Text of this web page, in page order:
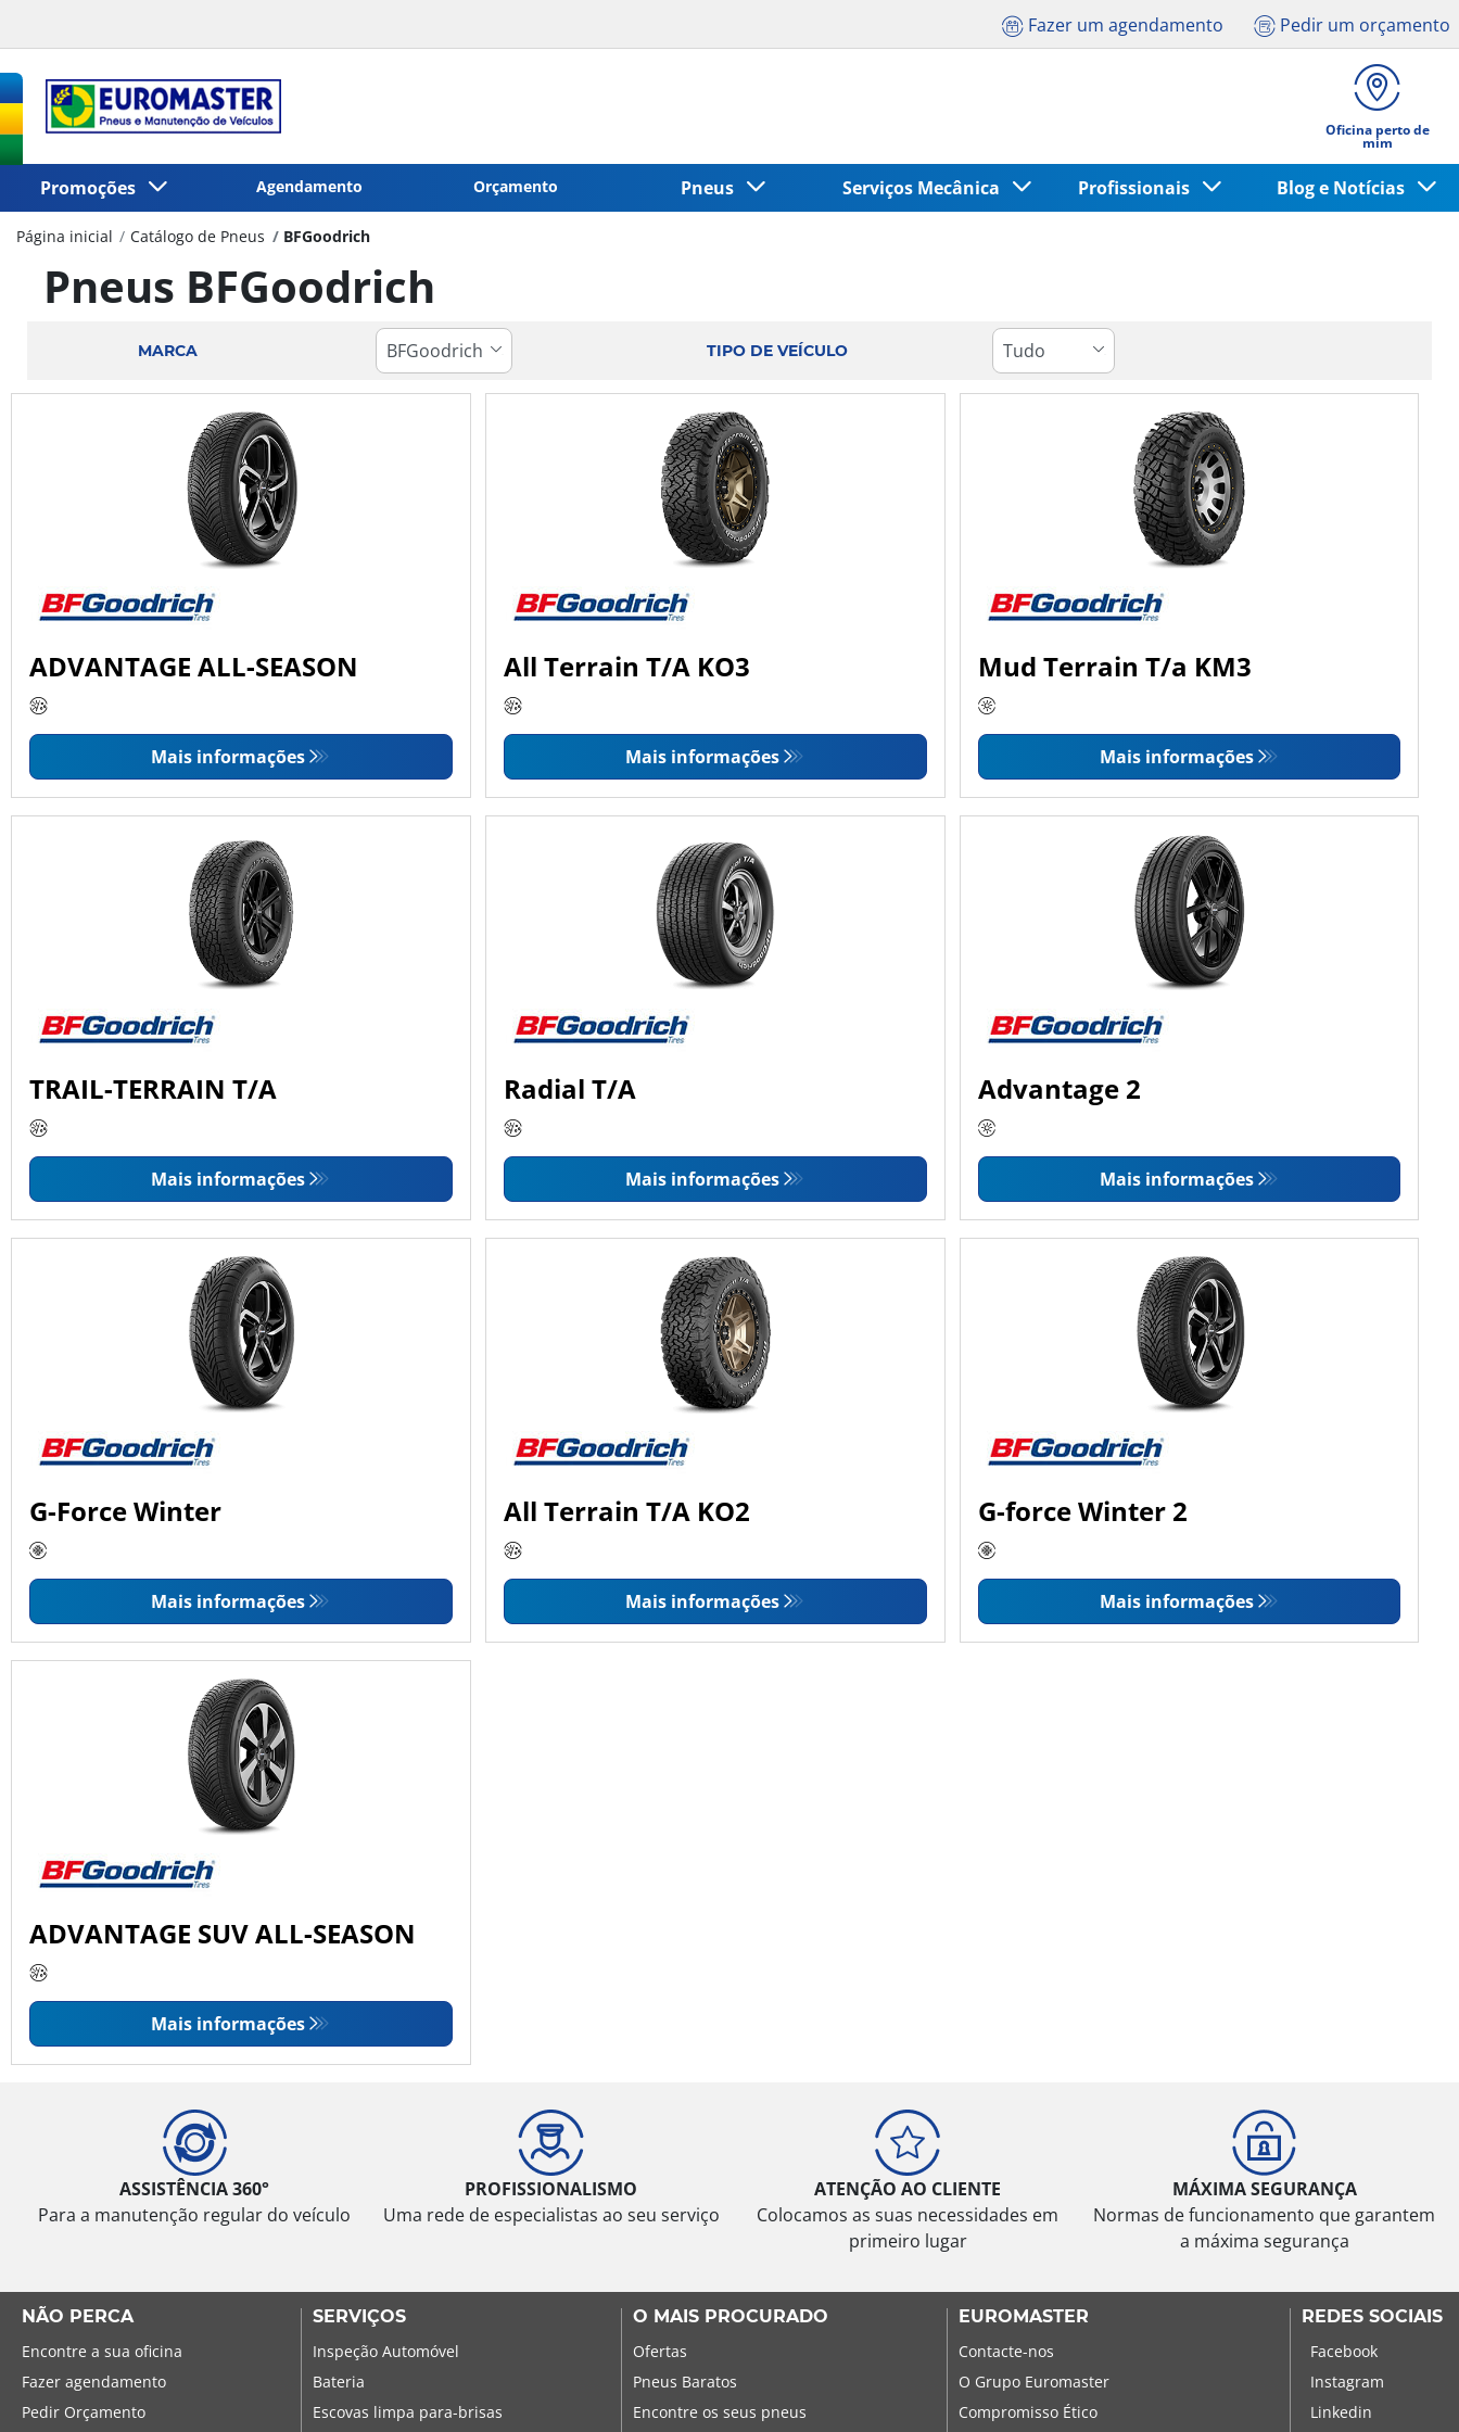
Fazer um agendamento Pedir um orçamento
Oficina perto de
mim
Promoções Agendamento Orçamento Pneus Serviços Mecânica Profissionais Blog e Notícias
Página inicial Catálogo de Pneus BFGoodrich
Pneus BFGoodrich
MARCA TIPO DE VEÍCULO
ADVANTAGE ALL-SEASON
Mais informações
All Terrain T/A KO3
Mais informações
Mud Terrain T/a KM3
Mais informações
TRAIL-TERRAIN T/A
Mais informações
Radial T/A
Mais informações
Advantage 2
Mais informações
G-Force Winter
Mais informações
All Terrain T/A KO2
Mais informações
G-force Winter 2
Mais informações
ADVANTAGE SUV ALL-SEASON
Mais informações
ASSISTÊNCIA 360°
Para a manutenção regular do veículo
PROFISSIONALISMO
Uma rede de especialistas ao seu serviço
ATENÇÃO AO CLIENTE
Colocamos as suas necessidades em
primeiro lugar
MÁXIMA SEGURANÇA
Normas de funcionamento que garantem
a máxima segurança
NÃO PERCA
Encontre a sua oficina
Fazer agendamento
Pedir Orçamento
SERVIÇOS
Inspeção Automóvel
Bateria
Escovas limpa para-brisas
O MAIS PROCURADO
Ofertas
Pneus Baratos
Encontre os seus pneus
EUROMASTER
Contacte-nos
O Grupo Euromaster
Compromisso Ético
REDES SOCIAIS
Facebook
Instagram
Linkedin